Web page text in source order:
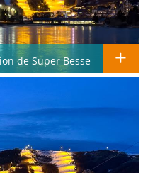
de Super Besse